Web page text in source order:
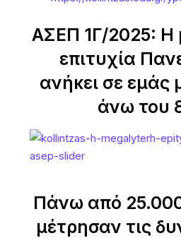
ΑΣΕΠ 1Γ/2025: Η
επιτυχία
ανήκει σε εμάς
άνω του
Πάνω από
μέτρησαν τις